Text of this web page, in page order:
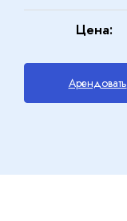
Цена:
Арендовать